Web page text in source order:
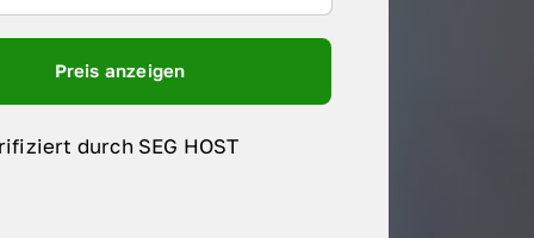
Preis anzeigen
durch SEG HOST